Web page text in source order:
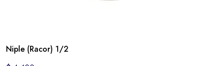
Niple (Racor) 1/2